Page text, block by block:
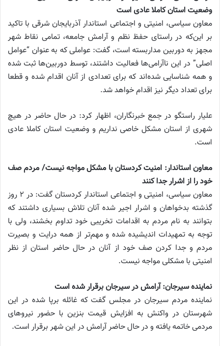
وضعیت استان کاملا عادی است
معاون سیاسی، امنیتی و اجتماعی استاندار آذربایجان شرقی با تاکید
بر این‌که در راستای حفظ نظم و آرامش جامعه، تمامی نقاط شهر
مجهز به دوربین مداربسته است، گفت: عواملی که به عنوان “عوامل
اصلی” در این ناآرامی‌ها فعالیت داشتند، توسط دوربین‌ها ثبت شده
و همه شناسایی شده‌اند که برای تعدادی از آنان اقدام شده و قطعا
برای تعداد دیگر نیز اقدام خواهد شد.
علیار راستگو در جمع خبرنگاران، اظهار کرد: در حال حاضر در هیچ
شهری از استان مشکل خاصی نداریم و وضعیت استان کاملا عادی
است.
معاون استاندار: امنیت کردستان با مشکل مواجه نیست/ مردم صف
خود را از اشرار جدا کنند
معاون سیاسی، امنیتی و اجتماعی استاندار کردستان گفت: در ۲ روز
گذشته بدخواهان و اشرار اجیر شده آنان تلاش بسیاری داشتند که
بتوانند به نام مردم به اقدامات تخریبی خود تداوم بخشند، ولی با
توجه به تمهیدات اندیشیده شده و مهم‌تر از همه درایت و بصیرت
مردم و جدا کردن صف خود از آنان در حال حاضر استان از نظر
امنیتی با مشکلی مواجه نیست.
نماینده سیرجان: آرامش در سیرجان برقرار شده است
نماینده مردم سیرجان در مجلس گفت که غائله برپا شده در این
شهرستان در واکنش به افزایش قیمت بنزین با حضور نیرو‌های
مردمی خاتمه یافته و در حال حاضر آرامش در این شهر برقرار است.